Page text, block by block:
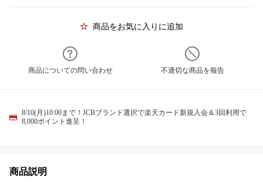
商品をお気に入りに追加
商品についての問い合わせ 不適切な商品を報告
8/10(月)10:00まで！JCBブランド選択で楽天カード新規入会＆3回利用で
8,000ポイント進呈！
商品説明